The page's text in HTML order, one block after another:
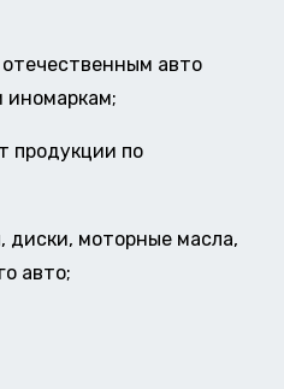
авто
иномаркам;
продукции по
моторные масла,
авто;